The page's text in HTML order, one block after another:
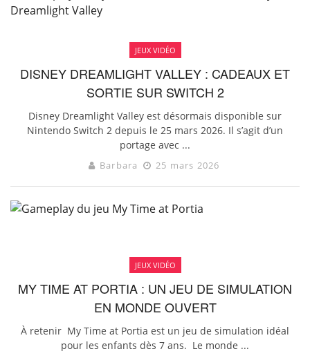
JEUX VIDÉO
DISNEY DREAMLIGHT VALLEY : CADEAUX ET
SORTIE SUR SWITCH 2
Disney Dreamlight Valley est désormais disponible sur
Nintendo Switch 2 depuis le 25 mars 2026. Il s’agit d’un
portage avec ...
Barbara 25 mars 2026
JEUX VIDÉO
MY TIME AT PORTIA : UN JEU DE SIMULATION
EN MONDE OUVERT
À retenir My Time at Portia est un jeu de simulation idéal
pour les enfants dès 7 ans. Le monde ...